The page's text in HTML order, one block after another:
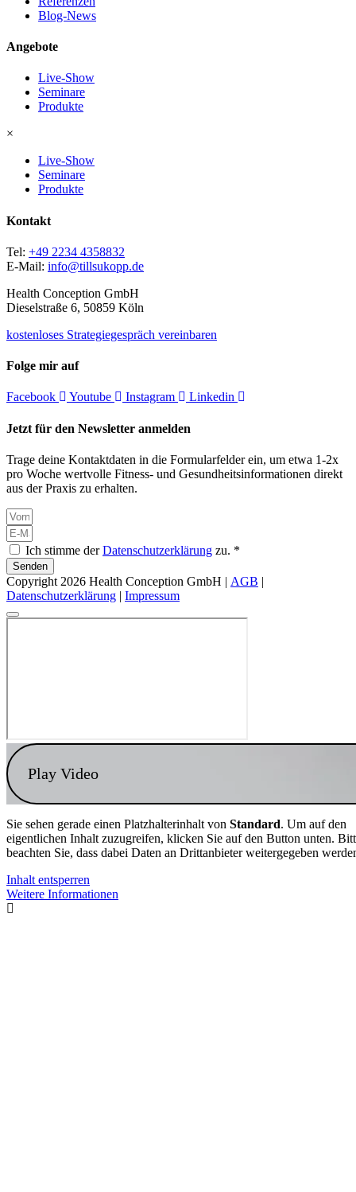
Blog-News
Angebote
Live-Show
Seminare
Produkte
×
Live-Show
Seminare
Produkte
Kontakt
Tel: +49 2234 4358832
E-Mail: info@tillsukopp.de
Health Conception GmbH
Dieselstraße 6, 50859 Köln
kostenloses Strategiegespräch vereinbaren
Folge mir auf
Facebook Youtube Instagram Linkedin
Jetzt für den Newsletter anmelden
Trage deine Kontaktdaten in die Formularfelder ein, um etwa 1-2x
pro Woche wertvolle Fitness- und Gesundheitsinformationen direkt
aus der Praxis zu erhalten.
Ich stimme derDatenschutzerklärung zu. *
Senden
Copyright 2026 Health Conception GmbH | AGB |
Datenschutzerklärung | Impressum
Play Video
Sie sehen gerade einen Platzhalterinhalt von Standard. Um auf den
eigentlichen Inhalt zuzugreifen, klicken Sie auf den Button unten.
beachten Sie, dass dabei Daten an Drittanbieter weitergegeben
Inhalt entsperren
Weitere Informationen